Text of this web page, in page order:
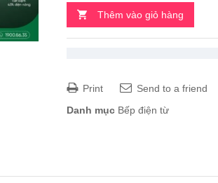
Thêm vào giỏ hàng
Print
Send to a friend
Danh mục Bếp điện từ